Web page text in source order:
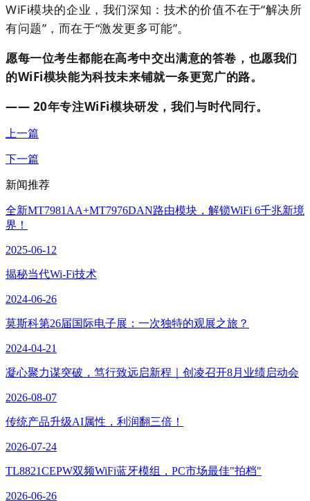
WiFi模块的企业，我们深知： 技术的价值不在于“解决所
有问题”，而在于“激发更多可能”。
愿每一位考生都能在高考中交出满意的答卷，也愿我们
的WiFi模块能为科技未来铺就一条更宽广的路。
—— 20年专注WiFi模块研发，我们与时代同行。
上一篇
下一篇
新闻推荐
全新MT7981AA+MT7976DAN路由模块，解锁WiFi 6千兆新境
界！
2025-06-12
揭秘当代Wi-Fi技术
2024-06-26
莫斯科第26届国际电子展：一次独特的观展之旅？
2024-04-21
凝心聚力谋突破，笃行致远启新程｜创凌召开8月业绩启动会
2026-08-07
传统产品升级AI属性，利润翻三倍！
2026-07-24
TL8821CEPW双频WiFi蓝牙模组，PC市场最佳"拍档"
2026-06-26